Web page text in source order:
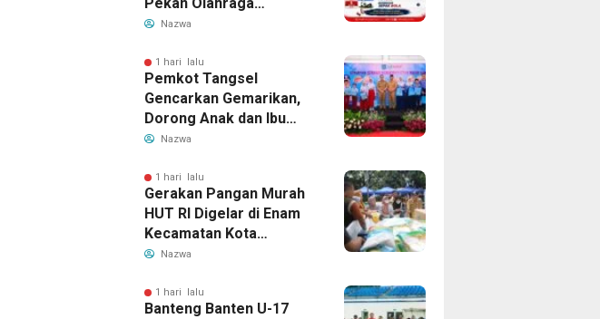
Kecamatan Kresek 2026
Nazwa
1 hari lalu
Pemkot Tangsel
Gencarkan Gemarikan,
Dorong Anak dan Ibu
Hamil Penuhi Protein
Nazwa
1 hari lalu
Gerakan Pangan Murah
HUT RI Digelar di Enam
Kecamatan Kota
Tangerang, Catat
Nazwa
1 hari lalu
Banteng Banten U-17